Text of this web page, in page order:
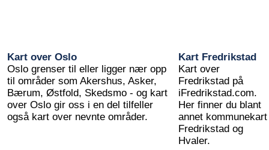
Kart over Oslo
Oslo grenser til eller ligger nær opp
til områder som Akershus, Asker,
Bærum, Østfold, Skedsmo - og kart
over Oslo gir oss i en del tilfeller
også kart over nevnte områder.
Kart Fredrikstad
Kart over
Fredrikstad på
iFredrikstad.com.
Her finner du blant
annet kommunekart
Fredrikstad og
Hvaler.